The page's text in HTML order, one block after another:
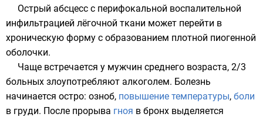
Острый абсцесс с перифокальной воспалительной
инфильтрацией лёгочной ткани может перейти в
хроническую форму с образованием плотной пиогенной
оболочки.
Чаще встречается у мужчин среднего возраста, 2/3
больных злоупотребляют алкоголем. Болезнь
начинается остро: озноб, повышение температуры, боли
в груди. После прорыва гноя в бронх выделяется